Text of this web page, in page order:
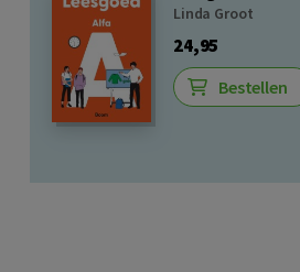
Linda Groot
24,95
Bestellen